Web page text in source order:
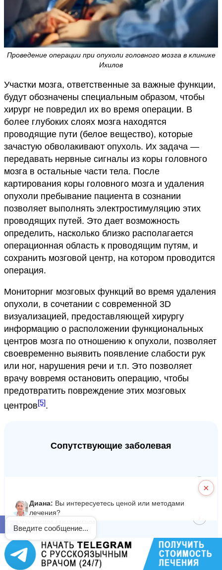
Открыть панель инструментов
Проведение операции при опухоли головного мозга в клинике
Ихилов
Участки мозга, ответственные за важные функции,
будут обозначены специальным образом, чтобы
хирург не повредил их во время операции. В
более глубоких слоях мозга находятся
проводящие пути (белое вещество), которые
зачастую обволакивают опухоль. Их задача —
передавать нервные сигналы из коры головного
мозга в остальные части тела. После
картирования коры головного мозга и удаления
опухоли пребывание пациента в сознании
позволяет выполнять электростимуляцию этих
проводящих путей. Это дает возможность
определить, насколько близко располагается
операционная область к проводящим путям, и
сохранить мозговой центр, на котором проводится
операция.
Мониторниг мозговых функций во время удаления
опухоли, в сочетании с современной 3D
визуализацией, предоставляющей хирургу
информацию о расположении функциональных
центров мозга по отношению к опухоли, позволяет
своевременно выявить появление слабости рук
или ног, нарушения речи и т.п. Это позволяет
врачу вовремя остановить операцию, чтобы
предотвратить повреждение этих мозговых
центров[5].
Сопутствующие заболевая
Аденома гипофиза
Гемангиома
×
Диана: Вы интересуетесь ценой или методами
лечения?
Введите сообщение...